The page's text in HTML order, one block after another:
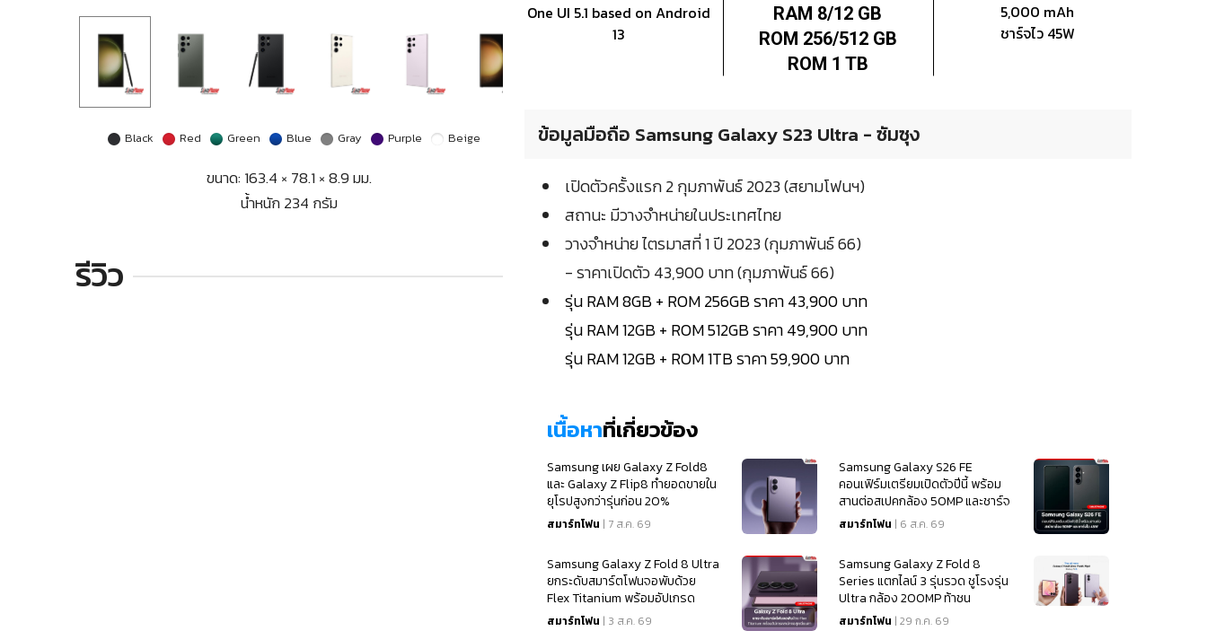
Black Red Green Blue Gray Purple Beige
ขนาด: 163.4 × 78.1 × 8.9 มม.
น้ำหนัก 234 กรัม
รีวิว
One UI 5.1 based on Android
13
RAM 8/12 GB
ROM 256/512 GB
ROM 1 TB
5,000 mAh
ชาร์จไว 45W
ข้อมูลมือถือ Samsung Galaxy S23 Ultra - ซัมซุง
เปิดตัวครั้งแรก 2 กุมภาพันธ์ 2023 (สยามโฟนฯ)
สถานะ มีวางจำหน่ายในประเทศไทย
วางจำหน่าย ไตรมาสที่ 1 ปี 2023 (กุมภาพันธ์ 66)
- ราคาเปิดตัว 43,900 บาท (กุมภาพันธ์ 66)
รุ่น RAM 8GB + ROM 256GB ราคา 43,900 บาท
รุ่น RAM 12GB + ROM 512GB ราคา 49,900 บาท
รุ่น RAM 12GB + ROM 1TB ราคา 59,900 บาท
เนื้อหาที่เกี่ยวข้อง
Samsung เผย Galaxy Z Fold8
และ Galaxy Z Flip8 ทำยอดขายใน
ยุโรปสูงกว่ารุ่นก่อน 20%
สมาร์ทโฟน | 7 ส.ค. 69
Samsung Galaxy S26 FE
คอนเฟิร์มเตรียมเปิดตัวปีนี้ พร้อม
สานต่อสเปคกล้อง 50MP และชาร์จ
ไว 45W
สมาร์ทโฟน | 6 ส.ค. 69
Samsung Galaxy Z Fold 8 Ultra
ยกระดับสมาร์ตโฟนจอพับด้วย
Flex Titanium พร้อมอัปเกรด
สเปคจอสุดเนียนตา
สมาร์ทโฟน | 3 ส.ค. 69
Samsung Galaxy Z Fold 8
Series แตกไลน์ 3 รุ่นรวด ชูโรงรุ่น
Ultra กล้อง 200MP ท้าชน
iPhone 18
สมาร์ทโฟน | 29 ก.ค. 69